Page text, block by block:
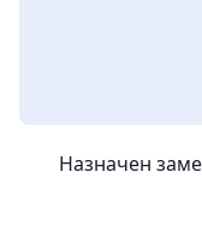
Назначен